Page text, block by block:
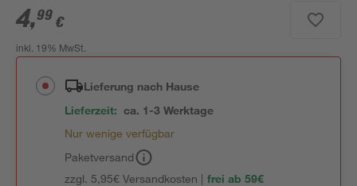
4,99 €
inkl. 19% MwSt.
Lieferung nach Hause
Lieferzeit: ca. 1-3 Werktage
Nur wenige verfügbar
Paketversand
zzgl. 5,95€ Versandkosten | frei ab 59€